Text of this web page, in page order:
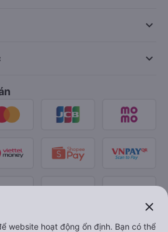
keyboard_arrow_down
keyboard_arrow_down
close
website hoạt động ổn định. Bạn có thể